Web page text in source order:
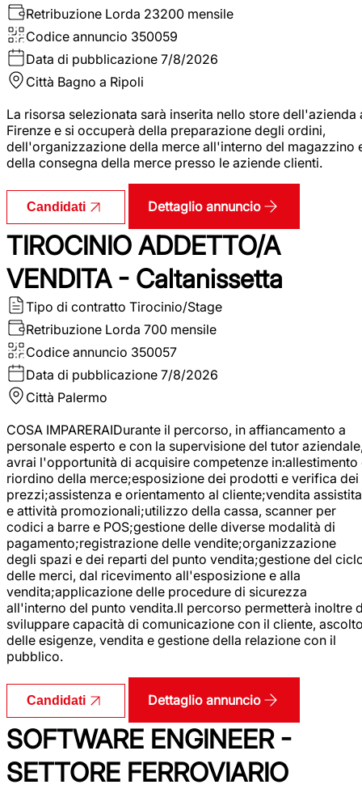
Retribuzione Lorda 23200 mensile
Codice annuncio 350059
Data di pubblicazione 7/8/2026
Città Bagno a Ripoli
La risorsa selezionata sarà inserita nello store dell'azienda
Firenze e si occuperà della preparazione degli ordini,
dell'organizzazione della merce all'interno del magazzino
della consegna della merce presso le aziende clienti.
Candidati Dettaglio annuncio
TIROCINIO ADDETTO/A
VENDITA - Caltanissetta
Tipo di contratto Tirocinio/Stage
Retribuzione Lorda 700 mensile
Codice annuncio 350057
Data di pubblicazione 7/8/2026
Città Palermo
COSA IMPARERAIDurante il percorso, in affiancamento a
personale esperto e con la supervisione del tutor
avrai l'opportunità di acquisire competenze in:allestimento
riordino della merce;esposizione dei prodotti e verifica dei
prezzi;assistenza e orientamento al cliente;vendita assistita
e attività promozionali;utilizzo della cassa, scanner per
codici a barre e POS;gestione delle diverse modalità di
pagamento;registrazione delle vendite;organizzazione
degli spazi e dei reparti del punto vendita;gestione del
delle merci, dal ricevimento all'esposizione e alla
vendita;applicazione delle procedure di sicurezza
all'interno del punto vendita.Il percorso permetterà inoltre
sviluppare capacità di comunicazione con il cliente,
delle esigenze, vendita e gestione della relazione con il
pubblico.
Candidati Dettaglio annuncio
SOFTWARE ENGINEER -
SETTORE FERROVIARIO